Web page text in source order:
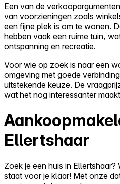
Een van de
van voorzieningen zoals
een fijne plek is om te wonen.
hebben vaak een ruime tuin,
ontspanning en recreatie.
Voor wie op zoek is naar een
omgeving met goede
uitstekende keuze. De
wat het nog interessanter
Ellertshaar
Zoek je een huis in
staat voor je klaar! Met onze